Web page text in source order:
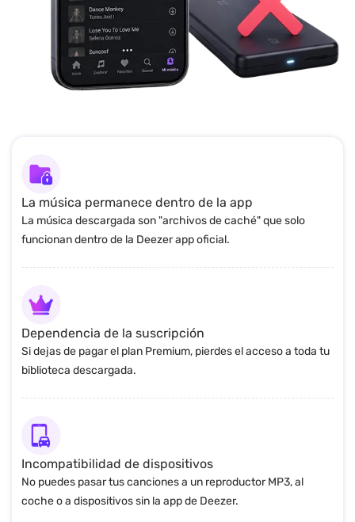
La música permanece dentro de la app
La música descargada son "archivos de caché" que solo
funcionan dentro de la Deezer app oficial.
Dependencia de la suscripción
Si dejas de pagar el plan Premium, pierdes el acceso a toda tu
biblioteca descargada.
Incompatibilidad de dispositivos
No puedes pasar tus canciones a un reproductor MP3, al
coche o a dispositivos sin la app de Deezer.